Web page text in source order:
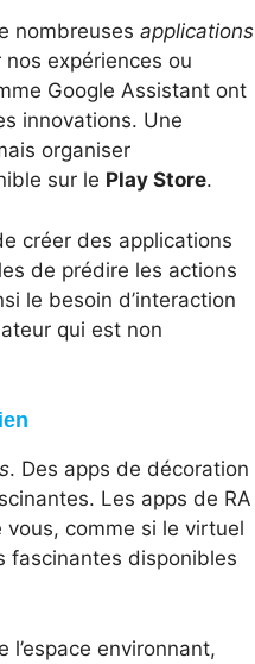
nombreuses applications
expériences ou
Google Assistant ont
innovations. Une
organiser
sur le Play Store.
créer des applications
de prédire les actions
le besoin d’interaction
qui est non
. Des apps de décoration
Les apps de RA
comme si le virtuel
fascinantes disponibles
l’espace environnant,